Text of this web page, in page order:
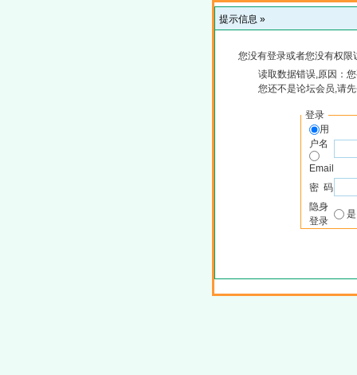
提示信息 »
您没有登录或者您没有权
读取数据错误,原因：
您还不是论坛会员,请
登录
用
户名
Email
密 码
隐身
登录